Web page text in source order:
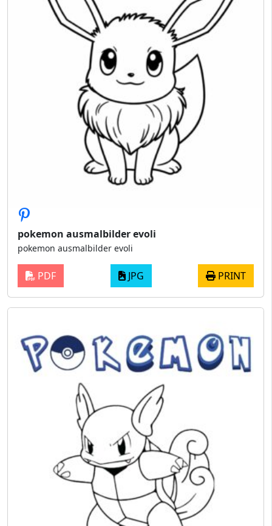
pokemon ausmalbilder evoli
pokemon ausmalbilder evoli
PDF JPG PRINT